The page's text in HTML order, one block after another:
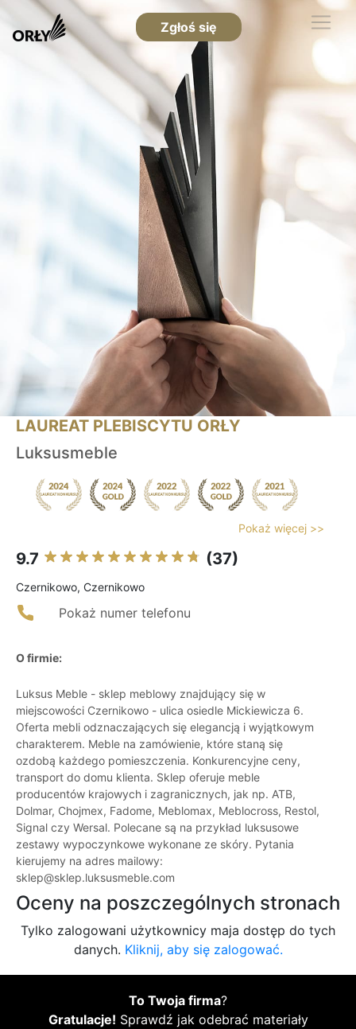
Zgłoś się
LAUREAT PLEBISCYTU ORŁY
Luksusmeble
Pokaż więcej >>
9.7 (37)
Czernikowo, Czernikowo
Pokaż numer telefonu
O firmie:
Luksus Meble - sklep meblowy znajdujący się w
miejscowości Czernikowo - ulica osiedle Mickiewicza 6.
Oferta mebli odznaczających się elegancją i wyjątkowym
charakterem. Meble na zamówienie, które staną się
ozdobą każdego pomieszczenia. Konkurencyjne ceny,
transport do domu klienta. Sklep oferuje meble
producentów krajowych i zagranicznych, jak np. ATB,
Dolmar, Chojmex, Fadome, Meblomax, Meblocross, Restol,
Signal czy Wersal. Polecane są na przykład luksusowe
zestawy wypoczynkowe wykonane ze skóry. Pytania
kierujemy na adres mailowy:
sklep@sklep.luksusmeble.com
Oceny na poszczególnych stronach
Tylko zalogowani użytkownicy maja dostęp do tych
danych. Kliknij, aby się zalogować.
To Twoja firma?
Gratulacje! Sprawdź jak odebrać materiały